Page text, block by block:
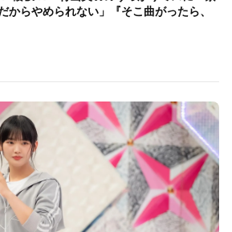
からやめられない」『そこ曲がったら、